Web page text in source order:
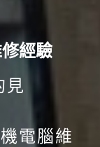
經驗
見
電腦維